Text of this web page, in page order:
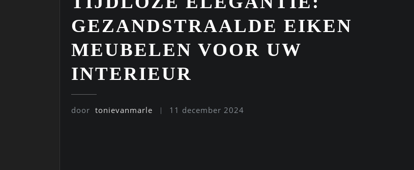
GEZANDSTRAALDE EIKEN
MEUBELEN VOOR UW
INTERIEUR
door tonievanmarle 11 december 2024